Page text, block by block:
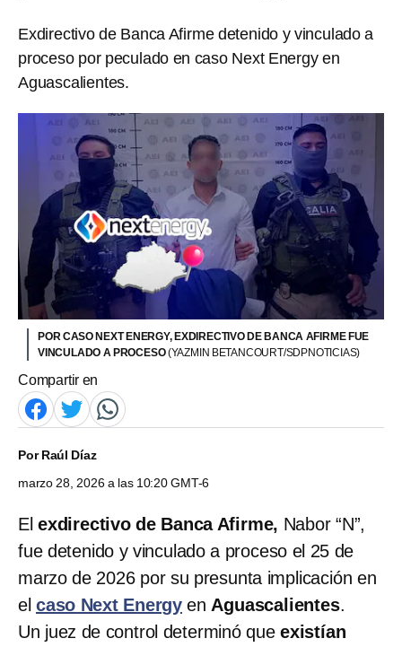
Exdirectivo de Banca Afirme detenido y vinculado a
proceso por peculado en caso Next Energy en
Aguascalientes.
POR CASO NEXT ENERGY, EXDIRECTIVO DE BANCA AFIRME FUE
VINCULADO A PROCESO(YAZMIN BETANCOURT/SDPNOTICIAS)
Compartir en
PorRaúl Díaz
marzo 28, 2026 a las 10:20 GMT-6
El exdirectivo de Banca Afirme, Nabor “N”,
fue detenido y vinculado a proceso el 25 de
marzo de 2026 por su presunta implicación en
el caso Next Energy en Aguascalientes.
Un juez de control determinó queexistían